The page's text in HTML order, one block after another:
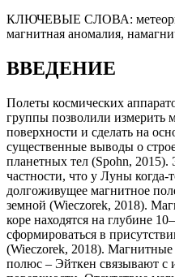
КЛЮЧЕВЫЕ СЛОВА:
магнитная аномалия,
ВВЕДЕНИЕ
Полеты космических
группы позволили измерить
поверхности и сделать на
существенные выводы о
планетных тел (Spohn, 2015).
частности, что у Луны когда-
долгоживущее магнитное
земной (Wieczorek, 2018).
коре находятся на глубине
сформироваться в
(Wieczorek, 2018).
полюс – Эйткен связывают с